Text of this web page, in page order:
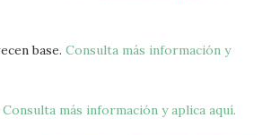
base. Consulta más información y
Consulta más información y aplica aquí.